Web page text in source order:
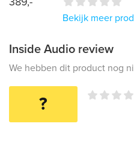
Bekijk meer
Inside Audio review
We hebben dit product nog
?